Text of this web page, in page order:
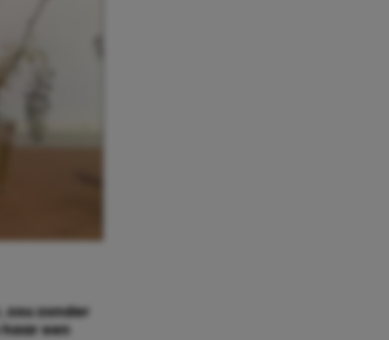
zou zonder
een